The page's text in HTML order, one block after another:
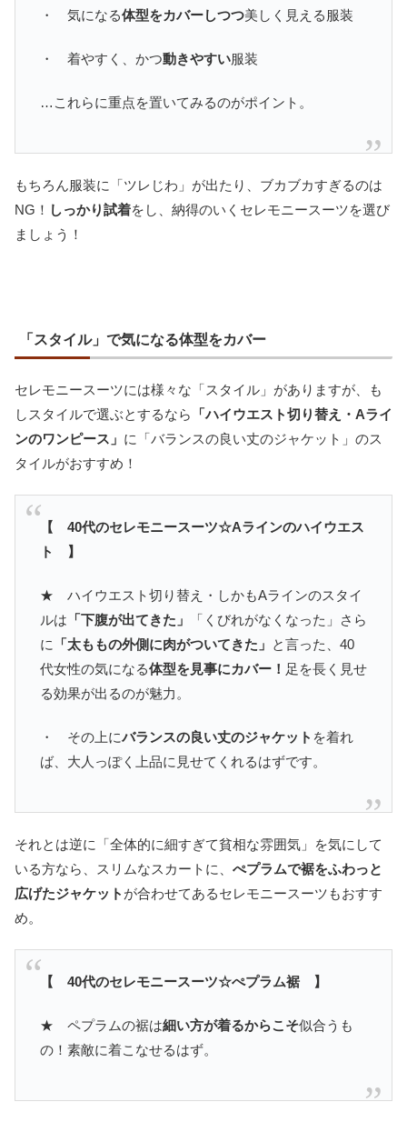
・ 気になる体型をカバーしつつ美しく見える服装
・ 着やすく、かつ動きやすい服装
…これらに重点を置いてみるのがポイント。
もちろん服装に「ツレじわ」が出たり、ブカブカすぎるのは
NG！ しっかり試着をし、納得のいくセレモニースーツを選び
ましょう！
「スタイル」で気になる体型をカバー
セレモニースーツには様々な「スタイル」がありますが、も
しスタイルで選ぶとするなら
「ハイウエスト切り替え・Aライ
ンのワンピース」 に「バランスの良い丈のジャケット」のス
タイルがおすすめ！
【 40代のセレモニースーツ☆Aラインのハイウエス
ト 】
★ ハイウエスト切り替え・しかもAラインのスタイ
ルは 「下腹が出てきた」
「くびれがなくなった」さら
に
「太ももの外側に肉がついてきた」 と言った、40
代女性の気になる体型を見事にカバー！ 足を長く見せ
る効果が出るのが魅力。
・ その上にバランスの良い丈のジャケット を着れ
ば、大人っぽく上品に見せてくれるはずです。
それとは逆に「全体的に細すぎて貧相な雰囲気」を気にして
いる方なら、スリムなスカートに、 ぺプラムで裾をふわっと
広げたジャケット が合わせてあるセレモニースーツもおすす
め。
【 40代のセレモニースーツ☆ぺプラム裾 】
★ ペプラムの裾は細い方が着るからこそ似合うも
の！素敵に着こなせるはず。